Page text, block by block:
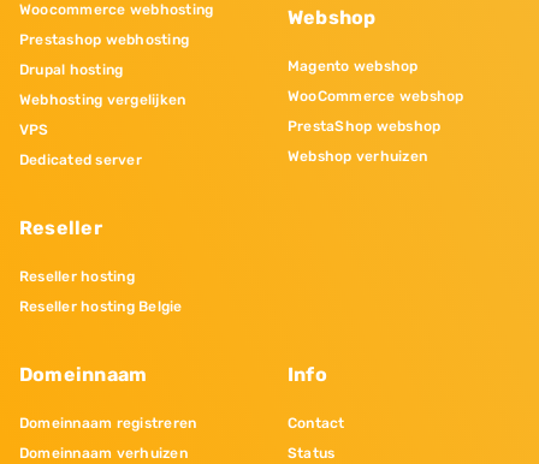
Woocommerce webhosting
Prestashop webhosting
Drupal hosting
Webhosting vergelijken
VPS
Dedicated server
Reseller
Reseller hosting
Reseller hosting Belgie
Webshop
Magento webshop
WooCommerce webshop
PrestaShop webshop
Webshop verhuizen
Domeinnaam
Domeinnaam registreren
Domeinnaam verhuizen
Info
Contact
Status